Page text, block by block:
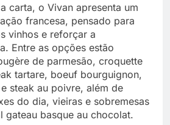
carta, o Vivan apresenta um
francesa, pensado para
vinhos e reforçar a
Entre as opções estão
de parmesão, croquette
tartare, boeuf bourguignon,
steak au poivre, além de
do dia, vieiras e sobremesas
gateau basque au chocolat.